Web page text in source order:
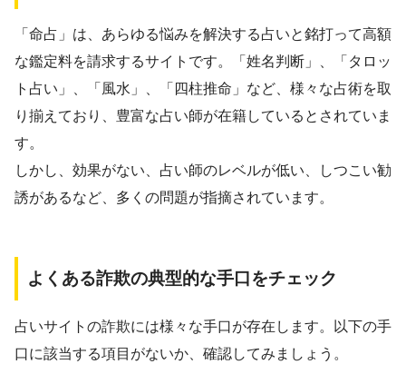
「命占」は、あらゆる悩みを解決する占いと銘打って高額
な鑑定料を請求するサイトです。「姓名判断」、「タロッ
ト占い」、「風水」、「四柱推命」など、様々な占術を取
り揃えており、豊富な占い師が在籍しているとされていま
す。
しかし、効果がない、占い師のレベルが低い、しつこい勧
誘があるなど、多くの問題が指摘されています。
よくある詐欺の典型的な手口をチェック
占いサイトの詐欺には様々な手口が存在します。以下の手
口に該当する項目がないか、確認してみましょう。